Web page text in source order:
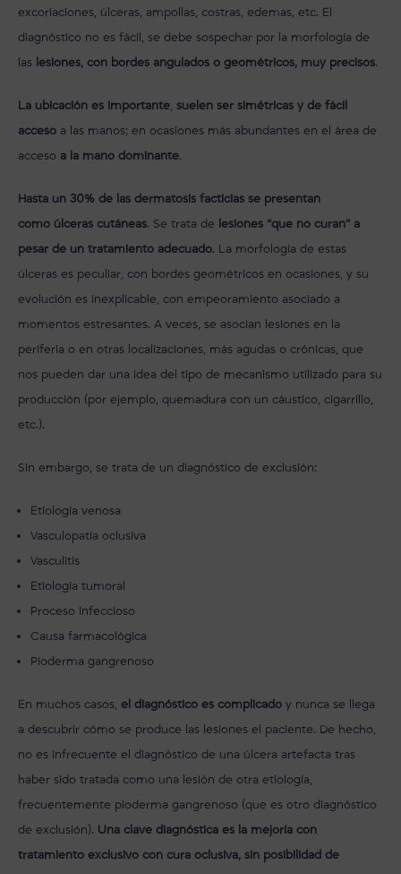
excoriaciones, úlceras, ampollas, costras, edemas, etc. El
diagnóstico no es fácil, se debe sospechar por la morfología de
las lesiones, con bordes angulados o geométricos, muy precisos.
La ubicación es importante, suelen ser simétricas y de fácil
acceso a las manos; en ocasiones más abundantes en el área de
acceso a la mano dominante.
Hasta un 30% de las dermatosis facticias se presentan
como úlceras cutáneas. Se trata de lesiones “que no curan” a
pesar de un tratamiento adecuado. La morfología de estas
úlceras es peculiar, con bordes geométricos en ocasiones, y su
evolución es inexplicable, con empeoramiento asociado a
momentos estresantes. A veces, se asocian lesiones en la
periferia o en otras localizaciones, más agudas o crónicas, que
nos pueden dar una idea del tipo de mecanismo utilizado para su
producción (por ejemplo, quemadura con un cáustico, cigarrillo,
etc.).
Sin embargo, se trata de un diagnóstico de exclusión:
Etiología venosa
Vasculopatía oclusiva
Vasculitis
Etiología tumoral
Proceso infeccioso
Causa farmacológica
Pioderma gangrenoso
En muchos casos, el diagnóstico es complicado y nunca se llega
a descubrir cómo se produce las lesiones el paciente. De hecho,
no es infrecuente el diagnóstico de una úlcera artefacta tras
haber sido tratada como una lesión de otra etiología,
frecuentemente pioderma gangrenoso (que es otro diagnóstico
de exclusión). Una clave diagnóstica es la mejoría con
tratamiento exclusivo con cura oclusiva, sin posibilidad de